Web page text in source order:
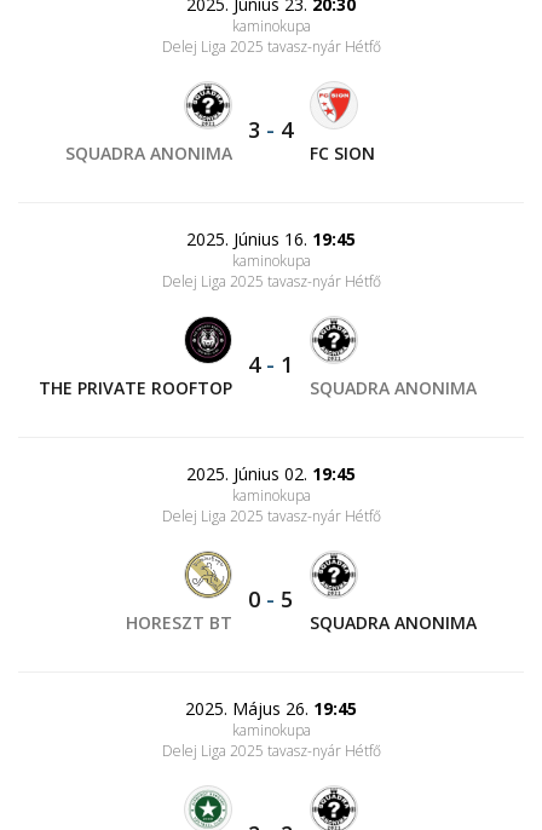
kaminokupa
Delej Liga 2025 tavasz-nyár Hétfő
SQUADRA ANONIMA
3 - 4
FC SION
2025. Június 16. 19:45
kaminokupa
Delej Liga 2025 tavasz-nyár Hétfő
THE PRIVATE ROOFTOP
4- 1
SQUADRA ANONIMA
2025. Június 02. 19:45
kaminokupa
Delej Liga 2025 tavasz-nyár Hétfő
HORESZT BT
0 - 5
SQUADRA ANONIMA
2025. Május 26. 19:45
kaminokupa
Delej Liga 2025 tavasz-nyár Hétfő